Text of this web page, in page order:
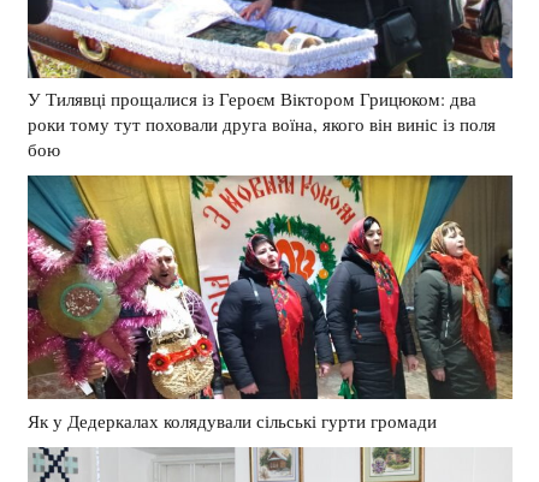
У Тилявці прощалися із Героєм Віктором Грицюком: два
роки тому тут поховали друга воїна, якого він виніс із поля
бою
Як у Дедеркалах колядували сільські гурти громади